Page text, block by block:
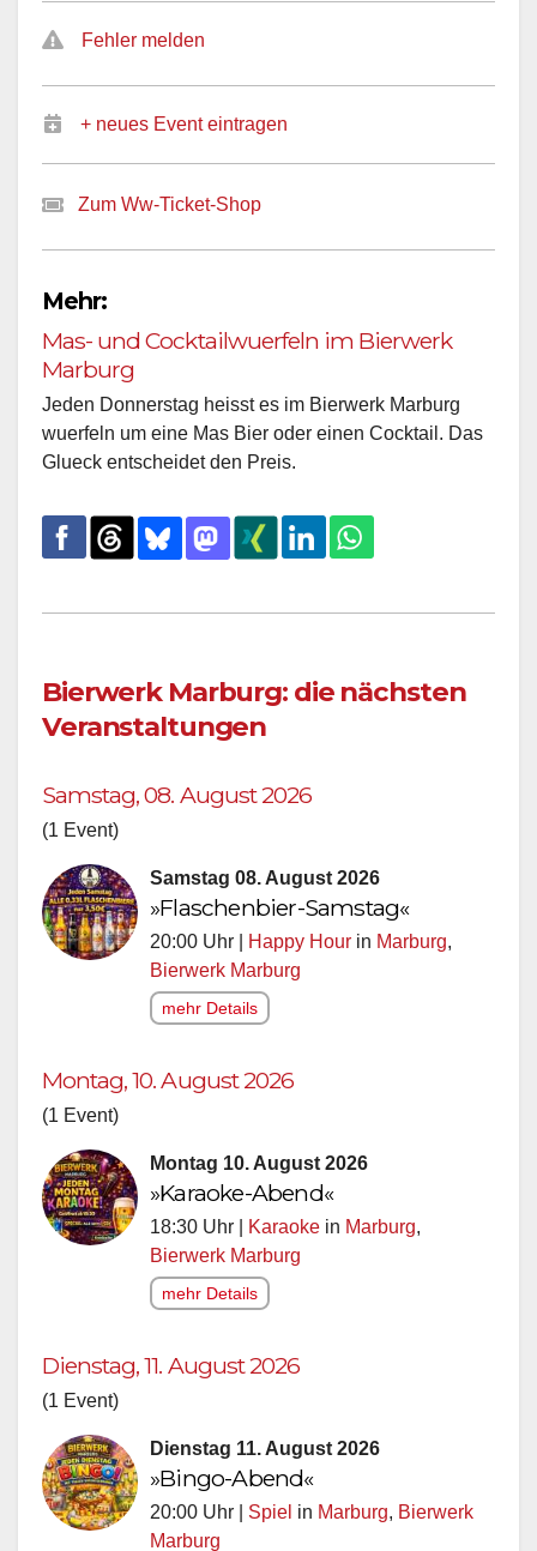
Fehler melden
+ neues Event eintragen
Zum Ww-Ticket-Shop
Mehr:
Mas- und Cocktailwuerfeln im Bierwerk
Marburg
Jeden Donnerstag heisst es im Bierwerk Marburg
wuerfeln um eine Mas Bier oder einen Cocktail. Das
Glueck entscheidet den Preis.
Bierwerk Marburg: die nächsten
Veranstaltungen
Samstag, 08. August 2026
(1 Event)
Samstag 08. August 2026
»Flaschenbier-Samstag«
20:00 Uhr | Happy Hour in Marburg,
Bierwerk Marburg
mehr Details
Montag, 10. August 2026
(1 Event)
Montag 10. August 2026
»Karaoke-Abend«
18:30 Uhr | Karaoke in Marburg,
Bierwerk Marburg
mehr Details
Dienstag, 11. August 2026
(1 Event)
Dienstag 11. August 2026
»Bingo-Abend«
20:00 Uhr | Spiel in Marburg, Bierwerk
Marburg